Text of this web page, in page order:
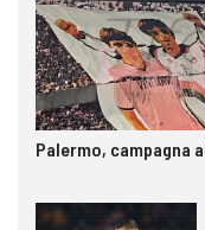
Palermo, campagna